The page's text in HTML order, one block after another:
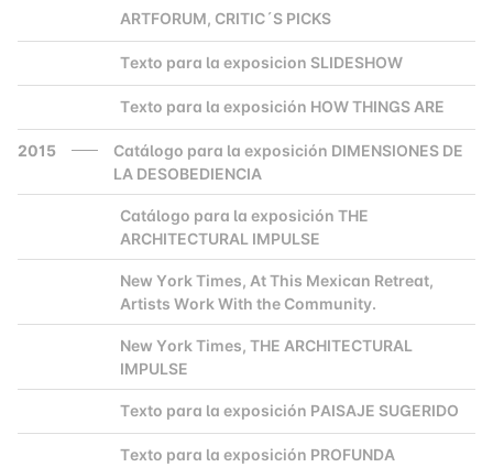
ARTFORUM, CRITIC´S PICKS
Texto para la exposicion SLIDESHOW
Texto para la exposición HOW THINGS ARE
2015
Catálogo para la exposición DIMENSIONES DE
LA DESOBEDIENCIA
Catálogo para la exposición THE
ARCHITECTURAL IMPULSE
New York Times, At This Mexican Retreat,
Artists Work With the Community.
New York Times, THE ARCHITECTURAL
IMPULSE
Texto para la exposición PAISAJE SUGERIDO
Texto para la exposición PROFUNDA